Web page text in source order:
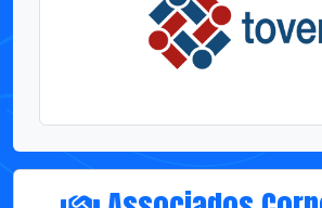
Associados